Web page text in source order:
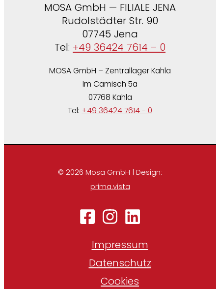
MOSA GmbH — FILIALE JENA
Rudolstädter Str. 90
07745 Jena
Tel: +49 36424 7614 – 0
MOSA GmbH – Zentrallager Kahla
Im Camisch 5a
07768 Kahla
Tel: +49 36424 7614 - 0
© 2026 Mosa GmbH | Design:
prima.vista
Impressum
Datenschutz
Cookies